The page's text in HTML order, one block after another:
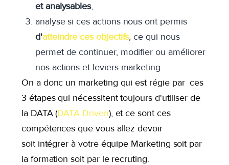
et analysables,
analyse si ces actions nous ont permis
d'atteindre ces objectifs, ce qui nous
permet de continuer, modifier ou améliorer
nos actions et leviers marketing.
On a donc un marketing qui est régie par ces
3 étapes qui nécessitent toujours d'utiliser de
la DATA (DATA Driven), et ce sont ces
compétences que vous allez devoir
soit intégrer à votre équipe Marketing soit par
la formation soit par le recruting.